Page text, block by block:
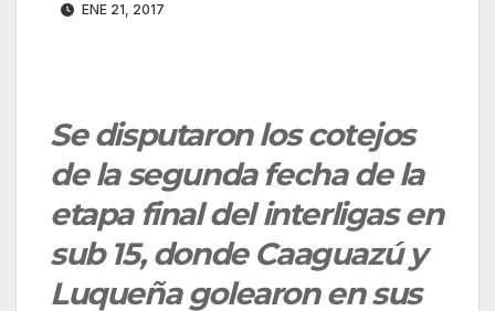
ENE 21, 2017
Se disputaron los cotejos
de la segunda fecha de la
etapa final del interligas en
sub 15, donde Caaguazú y
Luqueña golearon en sus